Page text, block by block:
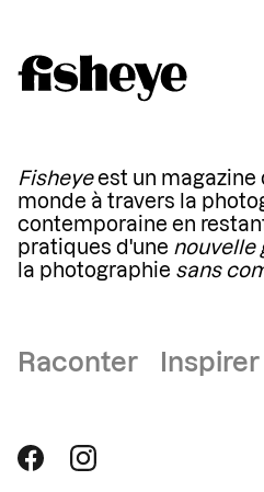
Fisheyeest un magazine
monde à travers la
contemporaine en
pratiques d'une nouvelle
la photographie sans
Raconter